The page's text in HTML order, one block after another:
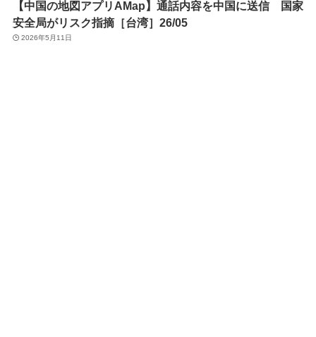
【中国の地図アプリAMap】通話内容を中国に送信 国家
安全局がリスク指摘［台湾］26/05
2026年5月11日